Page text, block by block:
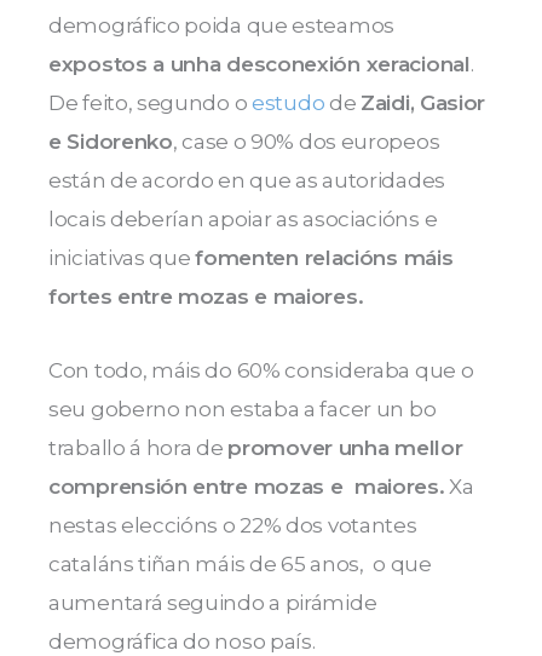
demográfico poida que esteamos
expostos a unha desconexión xeracional.
De feito, segundo o estudo de Zaidi, Gasior
e Sidorenko, case o 90% dos europeos
están de acordo en que as autoridades
locais deberían apoiar as asociacións e
iniciativas quefomenten relacións máis
fortes entre mozas e maiores.
Con todo, máis do 60% consideraba que o
seu goberno non estaba a facer un bo
traballo á hora de promover unha mellor
comprensión entre mozas e maiores. Xa
nestas eleccións o 22% dos votantes
cataláns tiñan máis de 65 anos, o que
aumentará seguindo a pirámide
demográfica do noso país.